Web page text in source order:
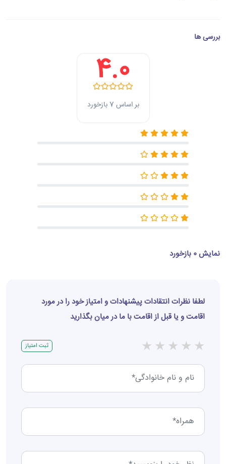
بررسی ها
4.0
بر اساس 7 بازخورد
نمایش 0 بازخورد
لطفا نظرات انتقادات پیشنهادات و امتیاز خود را در مورد
اقامت و یا قبل از اقامت با ما در میان بگذارید
★
★
★
★
★ ثبت امتیاز